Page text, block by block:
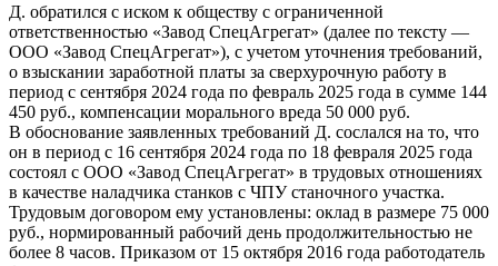
Д. обратился с иском к обществу с ограниченной
ответственностью «Завод СпецАгрегат» (далее по тексту —
ООО «Завод СпецАгрегат»), с учетом уточнения требований,
о взыскании заработной платы за сверхурочную работу в
период с сентября 2024 года по февраль 2025 года в сумме 144
450 руб., компенсации морального вреда 50 000 руб.
В обоснование заявленных требований Д. сослался на то, что
он в период с 16 сентября 2024 года по 18 февраля 2025 года
состоял с ООО «Завод СпецАгрегат» в трудовых отношениях
в качестве наладчика станков с ЧПУ станочного участка.
Трудовым договором ему установлены: оклад в размере 75 000
руб., нормированный рабочий день продолжительностью не
более 8 часов. Приказом от 15 октября 2016 года работодатель